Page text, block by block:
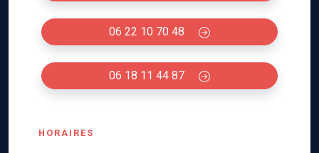
06 22 10 70 48
06 18 11 44 87
HORAIRES